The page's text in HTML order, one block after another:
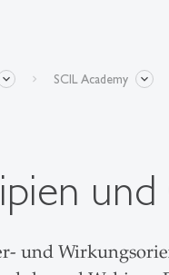
SCIL Academy
und
und